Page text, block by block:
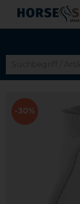
-30%